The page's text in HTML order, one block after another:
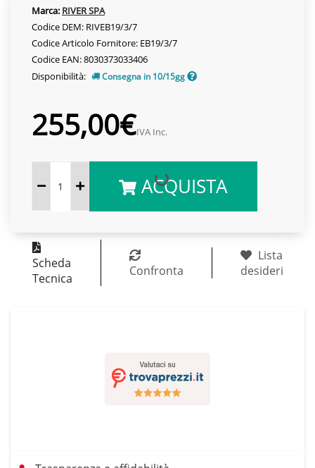
Marca: RIVER SPA
Codice DEM: RIVEB19/3/7
Codice Articolo Fornitore: EB19/3/7
Codice EAN: 8030373033406
Disponibilità:
Consegna in 10/15gg
255,00€IVA Inc.
ACQUISTA
Scheda
Tecnica
Confronta
Lista
desideri